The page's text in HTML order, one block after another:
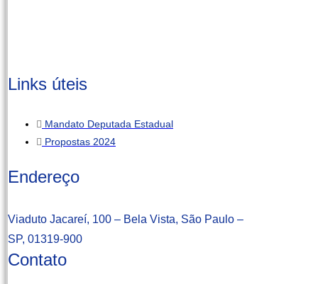
Links úteis
Mandato Deputada Estadual
Propostas 2024
Endereço
Viaduto Jacareí, 100 – Bela Vista, São Paulo –
SP, 01319-900
Contato